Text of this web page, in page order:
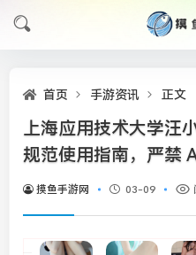
首页 手游资讯 正文
上海应用技术大学汪
规范使用指南，严禁
摸鱼手游网 03-09